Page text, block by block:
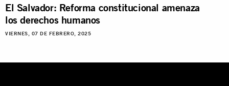
El Salvador: Reforma constitucional amenaza
los derechos humanos
VIERNES, 07 DE FEBRERO, 2025